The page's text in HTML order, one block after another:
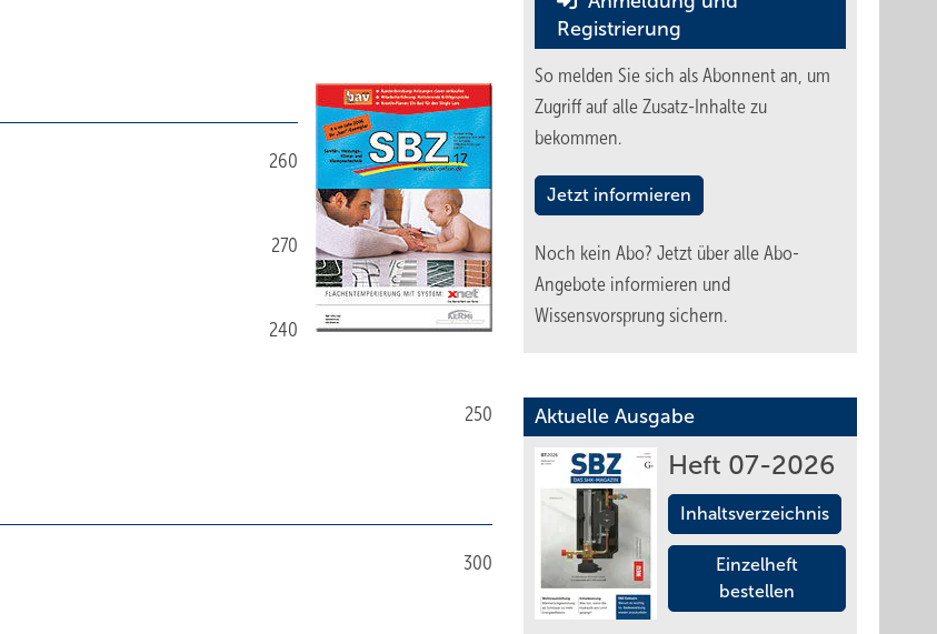
260
270
240
250
300
Registrierung
So melden Sie sich als Abonnent an, um
Zugriff auf alle Zusatz-Inhalte zu
bekommen.
Jetzt informieren
Noch kein Abo? Jetzt über alle Abo-
Angebote informieren und
Wissensvorsprung sichern.
Aktuelle Ausgabe
Heft 07-2026
Inhaltsverzeichnis
Einzelheft
bestellen